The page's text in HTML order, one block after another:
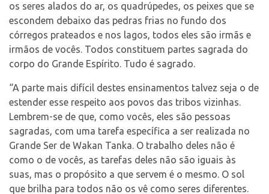
os seres alados do ar, os quadrúpedes, os peixes que se
escondem debaixo das pedras frias no fundo dos
córregos prateados e nos lagos, todos eles são irmãs e
irmãos de vocês. Todos constituem partes sagrada do
corpo do Grande Espírito. Tudo é sagrado.
“A parte mais difícil destes ensinamentos talvez seja o de
estender esse respeito aos povos das tribos vizinhas.
Lembrem-se de que, como vocês, eles são pessoas
sagradas, com uma tarefa específica a ser realizada no
Grande Ser de Wakan Tanka. O trabalho deles não é
como o de vocês, as tarefas deles não são iguais às
suas, mas o propósito a que servem é o mesmo. O sol
que brilha para todos não os vê como seres diferentes.